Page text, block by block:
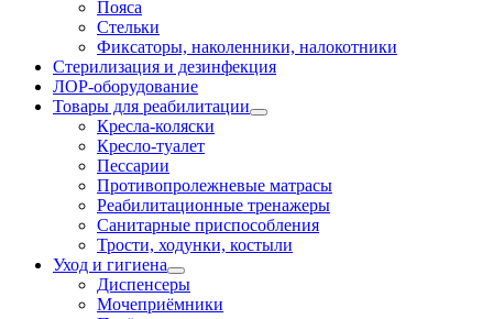
Пояса
Стельки
Фиксаторы, наколенники, налокотники
Стерилизация и дезинфекция
ЛОР-оборудование
Товары для реабилитации
Кресла-коляски
Кресло-туалет
Пессарии
Противопролежневые матрасы
Реабилитационные тренажеры
Санитарные приспособления
Трости, ходунки, костыли
Уход и гигиена
Диспенсеры
Мочеприёмники